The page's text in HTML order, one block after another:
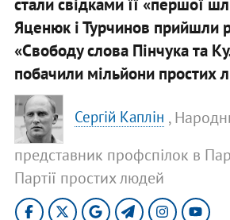
Яценюк і Турчинов прийшли
«Свободу слова Пінчука та
побачили мільйони простих
Сергій Каплін ,
представник профспілок в
Партії простих людей